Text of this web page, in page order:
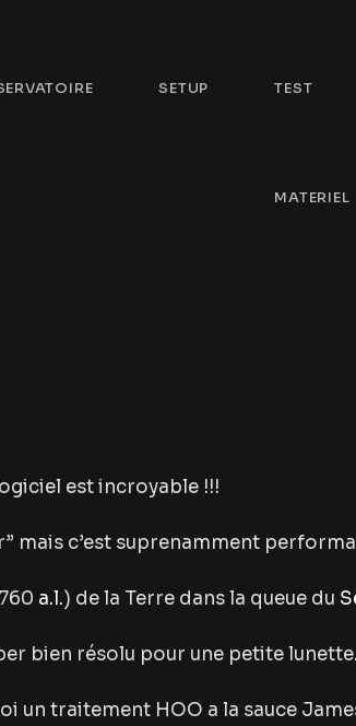
SETUP TEST
MATERIEL
est incroyable !!!
mais c’est suprenamment
a.l.) de la Terre dans la queue du
bien résolu pour une petite lunette.
un traitement HOO a la sauce